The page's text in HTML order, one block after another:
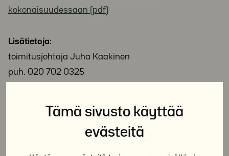
Tämä sivusto käyttää
evästeitä
kokonaisuudessaan (pdf)
Lisätietoja:
toimitusjohtaja Juha Kaakinen
puh. 020 702 0325
Jaa sosiaalisessa mediassa: